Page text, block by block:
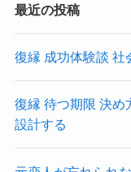
最近の投稿
復縁 成功体験談 社
復縁 待つ期限 決め
設計する